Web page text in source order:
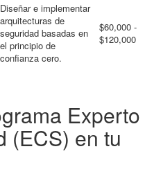
Diseñar e implementar
arquitecturas de
seguridad basadas en
el principio de
confianza cero.
$60,000 -
$120,000
Experto
(ECS) en tu